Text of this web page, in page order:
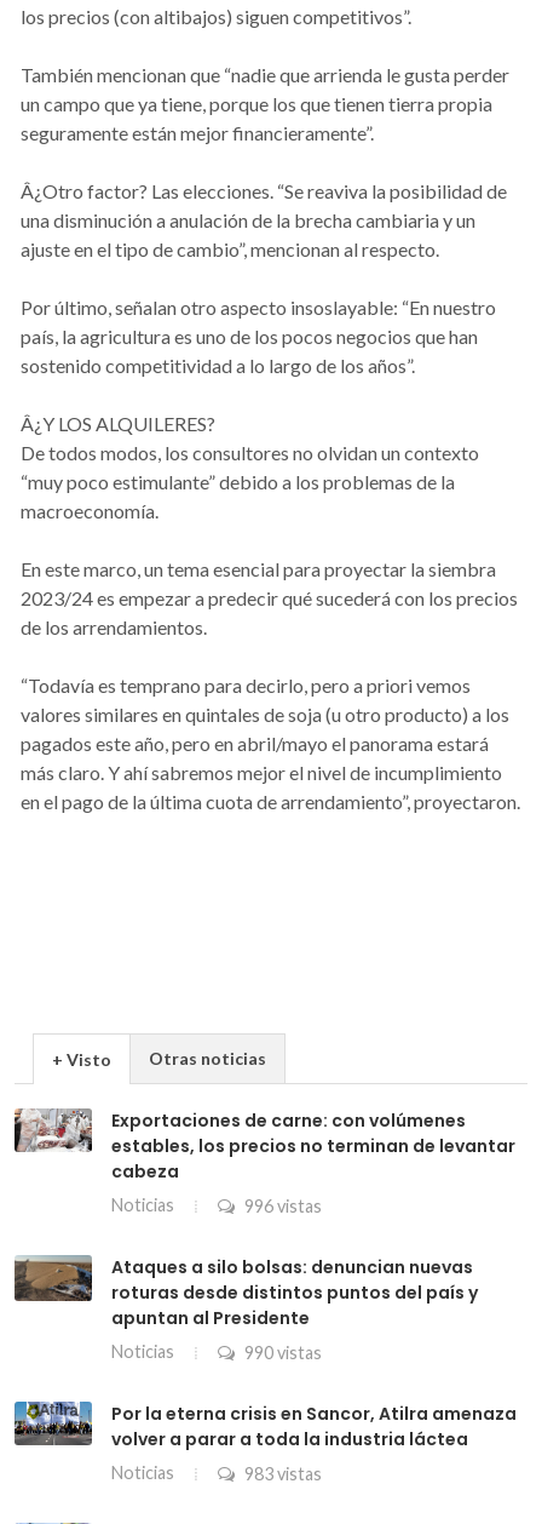
los precios (con altibajos) siguen competitivos”.
También mencionan que “nadie que arrienda le gusta perder
un campo que ya tiene, porque los que tienen tierra propia
seguramente están mejor financieramente”.
Â¿Otro factor? Las elecciones. “Se reaviva la posibilidad de
una disminución a anulación de la brecha cambiaria y un
ajuste en el tipo de cambio”, mencionan al respecto.
Por último, señalan otro aspecto insoslayable: “En nuestro
país, la agricultura es uno de los pocos negocios que han
sostenido competitividad a lo largo de los años”.
Â¿Y LOS ALQUILERES?
De todos modos, los consultores no olvidan un contexto
“muy poco estimulante” debido a los problemas de la
macroeconomía.
En este marco, un tema esencial para proyectar la siembra
2023/24 es empezar a predecir qué sucederá con los precios
de los arrendamientos.
“Todavía es temprano para decirlo, pero a priori vemos
valores similares en quintales de soja (u otro producto) a los
pagados este año, pero en abril/mayo el panorama estará
más claro. Y ahí sabremos mejor el nivel de incumplimiento
en el pago de la última cuota de arrendamiento”, proyectaron.
+ Visto Otras noticias
Exportaciones de carne: con volúmenes
estables, los precios no terminan de levantar
cabeza
Noticias 996 vistas
Ataques a silo bolsas: denuncian nuevas
roturas desde distintos puntos del país y
apuntan al Presidente
Noticias 990 vistas
Por la eterna crisis en Sancor, Atilra amenaza
volver a parar a toda la industria láctea
Noticias 983 vistas